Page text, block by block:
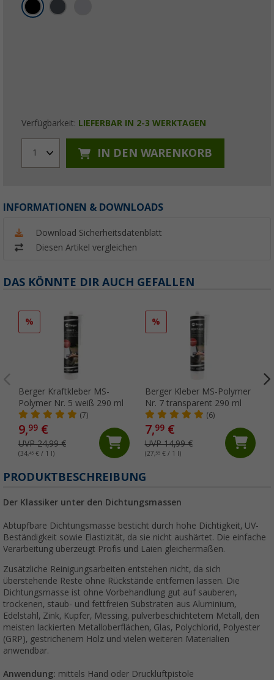
Verfügbarkeit: LIEFERBAR IN 2-3 WERKTAGEN
1 IN DEN WARENKORB
INFORMATIONEN & DOWNLOADS
Download Sicherheitsdatenblatt
Diesen Artikel vergleichen
DAS KÖNNTE DIR AUCH GEFALLEN
%
Berger Kraftkleber MS-
Polymer Nr. 5 weiß 290 ml
(7)
9,99 €
UVP 24,99 €
(34,45 € / 1 l)
%
Berger Kleber MS-Polymer
Nr. 7 transparent 290 ml
(6)
7,99€
UVP 14,99 €
(27,55€ / 1 l)
PRODUKTBESCHREIBUNG
Der Klassiker unter den Dichtungsmassen
Abtupfbare Dichtungsmasse besticht durch hohe Dichtigkeit, UV-
Beständigkeit sowie Elastizität, da sie nicht aushärtet. Die einfache
Verarbeitung überzeugt Profis und Laien gleichermaßen.
Zusätzliche Reinigungsarbeiten entstehen nicht, da sich
überstehende Reste ohne Rückstände entfernen lassen. Die
Dichtungsmasse ist ohne Vorbehandlung gut auf sauberen,
trockenen, staub- und fettfreien Substraten aus Aluminium,
Edelstahl, Zink, Kupfer, Messing, pulverbeschichtetem Metall, den
meisten lackierten Metalloberflächen, Glas, Polychlorid, Polyester
(GRP), gestrichenem Holz und vielen weiteren Materialien
anwendbar.
Anwendung: mittels Hand oder Druckluftpistole